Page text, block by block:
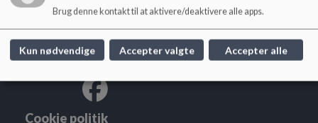
+45 96287850
EAN NR. 5798005495116
Sitemap
Cookie politik
Brug denne kontakt til at aktivere/deaktivere alle apps.
Kun nødvendige Accepter valgte Accepter alle